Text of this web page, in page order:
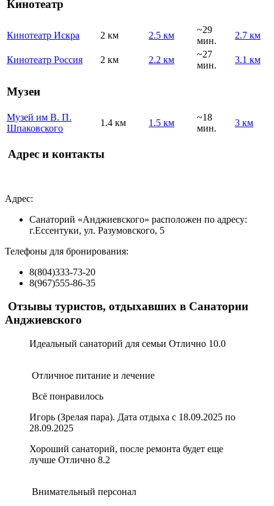
Кинотеатр
Кинотеатр Искра 2 км 2.5 км
~29
мин.
2.7 км
Кинотеатр Россия 2 км 2.2 км
~27
мин.
3.1 км
Музеи
Музей им В. П.
Шпаковского
1.4 км 1.5 км
~18
мин.
3 км
Адрес и контакты
Адрес:
Санаторий «Анджиевского» расположен по адресу:
г.Ессентуки, ул. Разумовского, 5
Телефоны для бронирования:
8(804)333-73-20
8(967)555-86-35
Отзывы туристов, отдыхавших в Санатории
Анджиевского
Идеальный санаторий для семьи Отлично 10.0
Отличное питание и лечение
Всё понравилось
Игорь (Зрелая пара). Дата отдыха с 18.09.2025 по
28.09.2025
Хороший санаторий, после ремонта будет еще
лучше Отлично 8.2
Внимательный персонал